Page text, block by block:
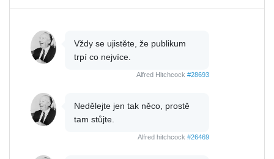
Vždy se ujistěte, že publikum
trpí co nejvíce.
Alfred Hitchcock #28693
Nedělejte jen tak něco, prostě
tam stůjte.
Alfred hitchcock #26469